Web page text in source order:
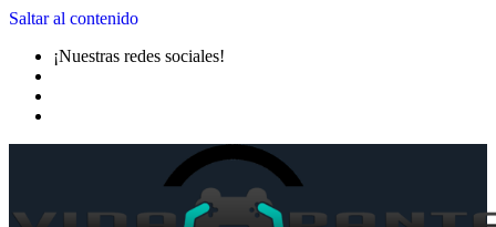
Saltar al contenido
¡Nuestras redes sociales!